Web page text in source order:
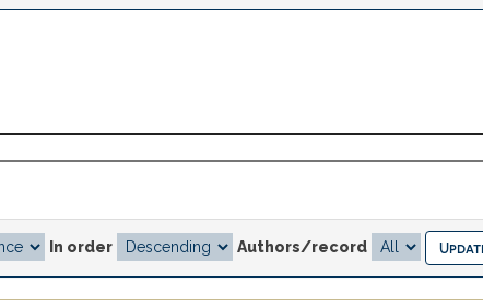
In order Authors/record